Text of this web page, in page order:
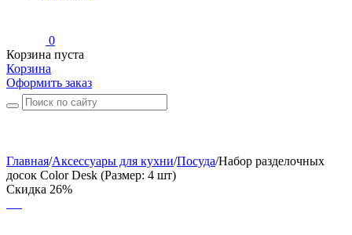
0
Корзина пуста
Корзина
Оформить заказ
Главная/Аксессуары для кухни/Посуда/Набор разделочных
досок Color Desk (Размер: 4 шт)
Скидка 26%